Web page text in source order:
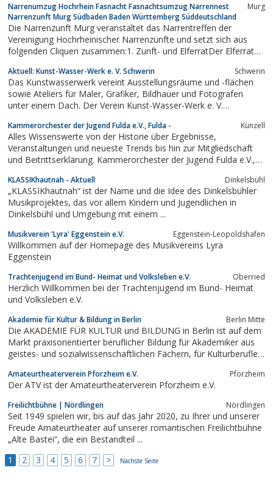
Narrenumzug Hochrhein Fasnacht Fasnachtsumzug Narrennest
Narrenzunft Murg Südbaden Baden Württemberg Süddeutschland
Murg
Die Narrenzunft Murg veranstaltet das Narrentreffen der
Vereinigung Hochrheinischer Narrenzünfte und setzt sich aus
folgenden Cliquen zusammen:1. Zunft- und ElferratDer Elferrat
verantwortlich.Der Narrenruf der Narrenzunft Murg: Narri-
Narro.2. Helgeringer Maidli...
Aktuell: Kunst-Wasser-Werk e. V. Schwerin Schwerin
Das Kunstwasserwerk vereint Ausstellungsräume und -flächen
sowie Ateliers für Maler, Grafiker, Bildhauer und Fotografen
unter einem Dach. Der Verein Kunst-Wasser-Werk e. V.
Kammerorchester der Jugend Fulda e.V., Fulda - Künzell
Alles Wissenswerte von der Historie über Ergebnisse,
Veranstaltungen und neueste Trends bis hin zur Mitgliedschaft
und Beitrittserklärung. Kammerorchester der Jugend Fulda e.V.,
KLASSIKhautnah - Aktuell Dinkelsbühl
„KLASSIKhautnah“ ist der Name und die Idee des Dinkelsbühler
Musikprojektes, das vor allem Kindern und Jugendlichen in
Dinkelsbühl und Umgebung mit einem ...
Musikverein 'Lyra' Eggenstein e.V. Eggenstein-Leopoldshafen
Willkommen auf der Homepage des Musikvereins Lyra
Eggenstein
Trachtenjugend im Bund- Heimat und Volksleben e.V. Oberried
Herzlich Willkommen bei der Trachtenjugend im Bund- Heimat
und Volksleben e.V.
Akademie für Kultur & Bildung in Berlin Berlin Mitte
Die AKADEMIE FÜR KULTUR und BILDUNG in Berlin ist auf dem
Markt praxisorientierter beruflicher Bildung für Akademiker aus
geistes- und sozialwissenschaftlichen Fächern, für Kulturberufler
Amateurtheaterverein Pforzheim e.V. Pforzheim
Der ATV ist der Amateurtheaterverein Pforzheim e.V.
Freilichtbühne | Nördlingen Nördlingen
Seit 1949 spielen wir, bis auf das Jahr 2020, zu Ihrer und unserer
Freude Amateurtheater auf unserer romantischen Freilichtbühne
„Alte Bastei“, die ein Bestandteil ...
1
2 3 4 5 6 7 > Nächste Seite